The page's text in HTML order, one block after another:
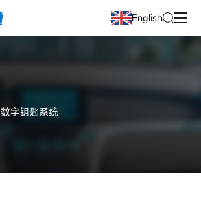
English
数字钥匙系统